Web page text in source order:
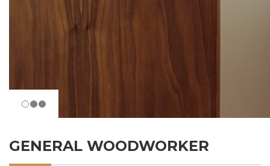
GENERAL WOODWORKER